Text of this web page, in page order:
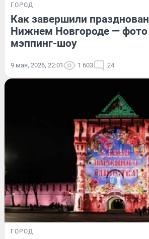
ГОРОД
Как завершили
Нижнем Новгороде — фото
мэппинг-шоу
9 мая, 2026, 22:01 1 603 24
ГОРОД